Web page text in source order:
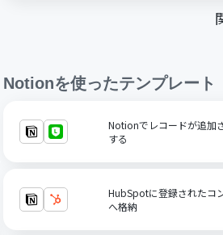
Notionを使ったテンプレート
Notionでレコードが追加
する
HubSpotに登録されたコ
へ格納